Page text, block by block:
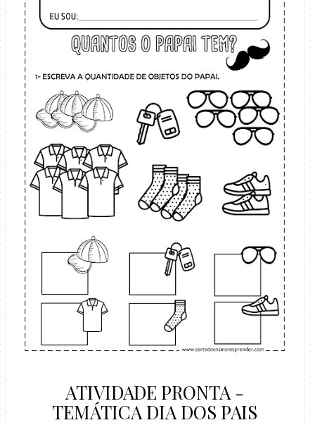
ATIVIDADE PRONTA -
TEMÁTICA DIA DOS PAIS